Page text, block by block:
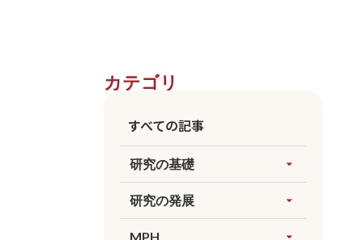
カテゴリ
すべての記事
研究の基礎 arrow_drop_up
すべてを見る
研究の発展 arrow_drop_up
すべてを見る
MPH arrow_drop_up